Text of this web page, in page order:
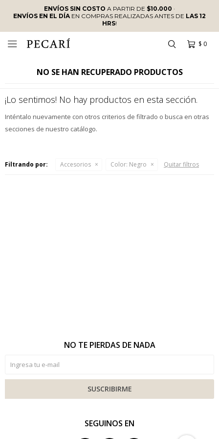
ENVÍOS SIN COSTO A PARTIR DE $10.000 ·
ENVÍOS EN EL DÍAEN COMPRAS REALIZADAS ANTES DE LAS 12
HRS!
$ 0

NO SE HAN RECUPERADO PRODUCTOS
¡Lo sentimos! No hay productos en esta sección.
Inténtalo nuevamente con otros criterios de filtrado o busca en otras
secciones de nuestro catálogo.
Filtrando por: Accesorios Color: Negro Quitar filtros
SEGUINOS EN
NO TE PIERDAS DE NADA
SUSCRIBIRME